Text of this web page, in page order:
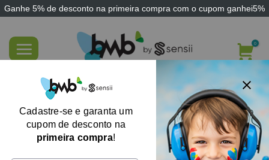
Ganhe 5% de desconto na primeira compra com o cupom ganhei5%
content
Kit Sensorial Verão Tropical com 3 itens
variados
Cadastre-se e garanta um
cupom de desconto na
primeira compra!